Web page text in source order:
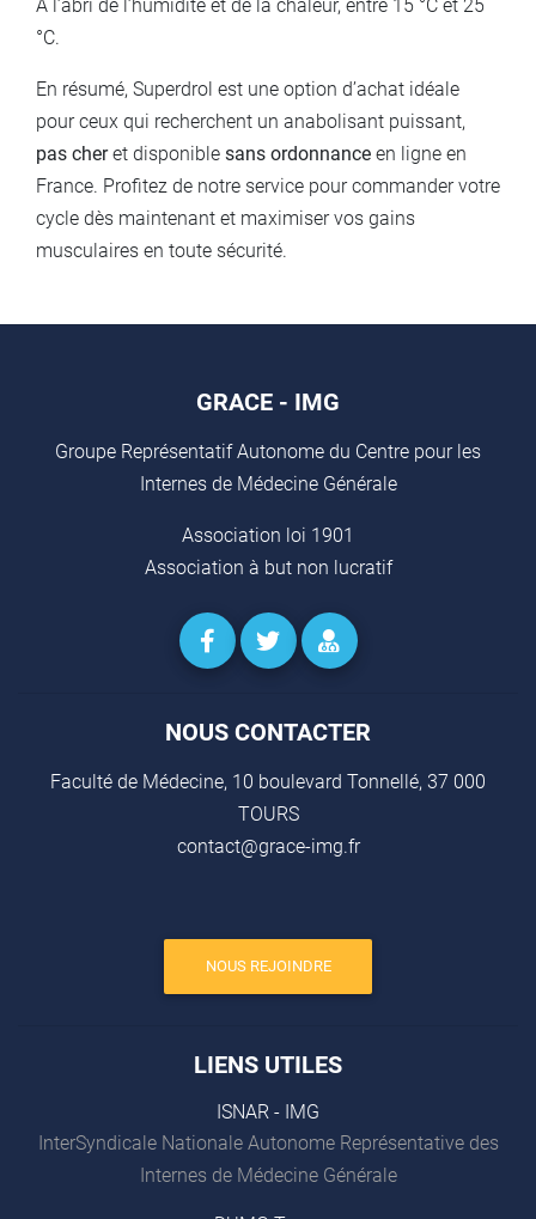
À l’abri de l’humidité et de la chaleur, entre 15 °C et 25
°C.
En résumé, Superdrol est une option d’achat idéale
pour ceux qui recherchent un anabolisant puissant,
pas cheret disponible sans ordonnance en ligne en
France. Profitez de notre service pour commander votre
cycle dès maintenant et maximiser vos gains
musculaires en toute sécurité.
GRACE - IMG
Groupe Représentatif Autonome du Centre pour les
Internes de Médecine Générale
Association loi 1901
Association à but non lucratif
NOUS CONTACTER
Faculté de Médecine, 10 boulevard Tonnellé, 37 000
TOURS
contact@grace-img.fr
NOUS REJOINDRE
LIENS UTILES
ISNAR - IMG
InterSyndicale Nationale Autonome Représentative des
Internes de Médecine Générale